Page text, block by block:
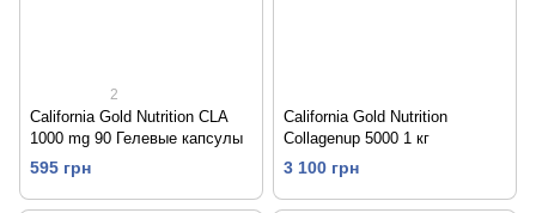
2
California Gold Nutrition CLA
1000 mg 90 Гелевые капсулы
595 грн
California Gold Nutrition
Collagenup 5000 1 кг
3 100 грн